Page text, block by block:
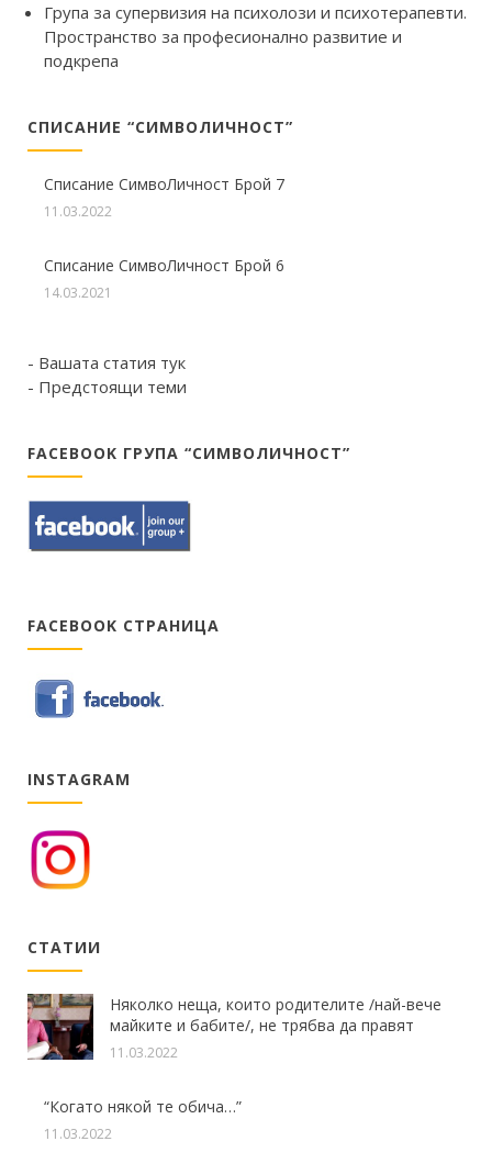
Група за супервизия на психолози и психотерапевти.
Пространство за професионално развитие и
подкрепа
СПИСАНИЕ “СИМВОЛИЧНОСТ”
Списание СимвоЛичност Брой 7
11.03.2022
Списание СимвоЛичност Брой 6
14.03.2021
- Вашата статия тук
- Предстоящи теми
FACEBOOK ГРУПА “СИМВОЛИЧНОСТ”
FACEBOOK СТРАНИЦА
INSTAGRAM
СТАТИИ
Няколко неща, които родителите /най-вече
майките и бабите/, не трябва да правят
11.03.2022
“Когато някой те обича…”
11.03.2022